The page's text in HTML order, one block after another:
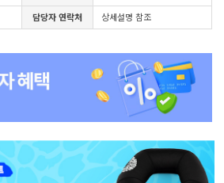
담당자 연락처 상세설명 참조